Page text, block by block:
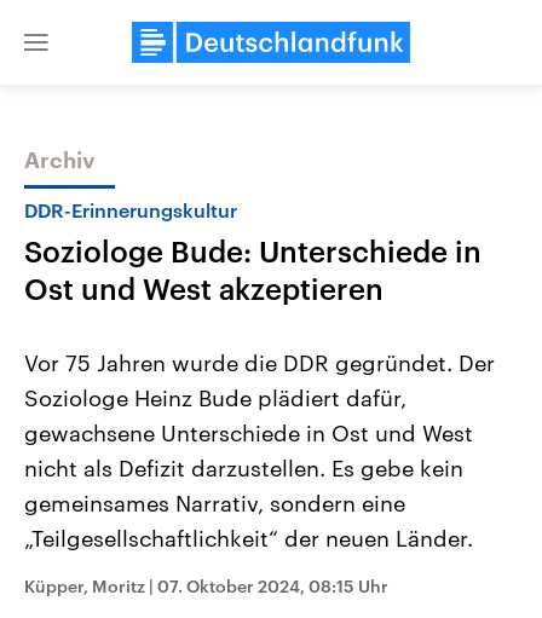
Close
Themen
Landtagswahl Sachsen-Anhalt
2026
Alle Informationen
Sachsen-Anhalt wählt am 6.
September 2026 einen neuen
Landtag. Seit 2021 wird das
Bundesland von einer Koalition aus
CDU, SPD und FDP regiert.-
Umfragen, Prognosen,
Wahlprogramme, aktuelle Berichte
USA
Aktuelle Beiträge,
Hintergründe
Wirtschaftlich und
gehören die Vereinigten
den mächtigsten Ländern
mit großem Einfluss auf
Archiv
DDR-Erinnerungskultur
Soziologe Bude: Unterschiede in
Ost und West akzeptieren
Vor 75 Jahren wurde die DDR gegründet. Der
Soziologe Heinz Bude plädiert dafür,
gewachsene Unterschiede in Ost und West
nicht als Defizit darzustellen. Es gebe kein
gemeinsames Narrativ, sondern eine
„Teilgesellschaftlichkeit“ der neuen Länder.
Küpper, Moritz | 07. Oktober 2024, 08:15 Uhr